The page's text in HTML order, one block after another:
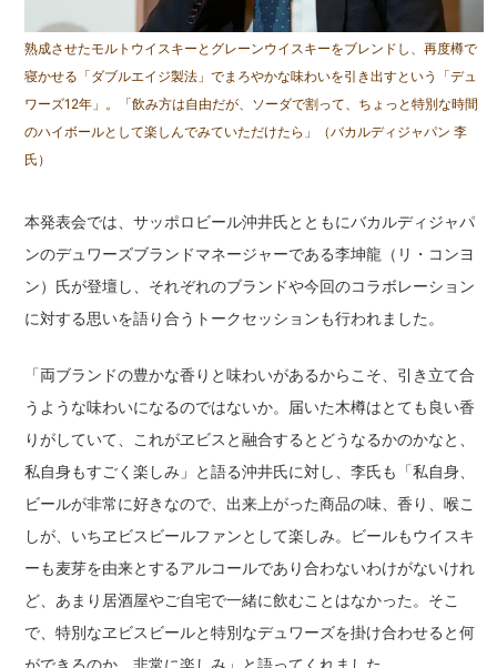
熟成させたモルトウイスキーとグレーンウイスキーをブレンドし、再度樽で
寝かせる「ダブルエイジ製法」でまろやかな味わいを引き出すという「デュ
ワーズ12年」。「飲み方は自由だが、ソーダで割って、ちょっと特別な時間
のハイボールとして楽しんでみていただけたら」（バカルディジャパン 李
氏）
本発表会では、サッポロビール沖井氏とともにバカルディジャパ
ンのデュワーズブランドマネージャーである李坤龍（リ・コンヨ
ン）氏が登壇し、それぞれのブランドや今回のコラボレーション
に対する思いを語り合うトークセッションも行われました。
「両ブランドの豊かな香りと味わいがあるからこそ、引き立て合
うような味わいになるのではないか。届いた木樽はとても良い香
りがしていて、これがヱビスと融合するとどうなるかのかなと、
私自身もすごく楽しみ」と語る沖井氏に対し、李氏も「私自身、
ビールが非常に好きなので、出来上がった商品の味、香り、喉こ
しが、いちヱビスビールファンとして楽しみ。ビールもウイスキ
ーも麦芽を由来とするアルコールであり合わないわけがないけれ
ど、あまり居酒屋やご自宅で一緒に飲むことはなかった。そこ
で、特別なヱビスビールと特別なデュワーズを掛け合わせると何